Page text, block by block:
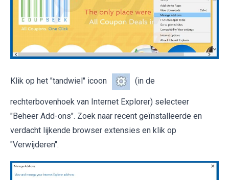
Klik op het "tandwiel" icoon (in de
rechterbovenhoek van Internet Explorer) selecteer
"Beheer Add-ons". Zoek naar recent geïnstalleerde en
verdacht lijkende browser extensies en klik op
"Verwijderen".